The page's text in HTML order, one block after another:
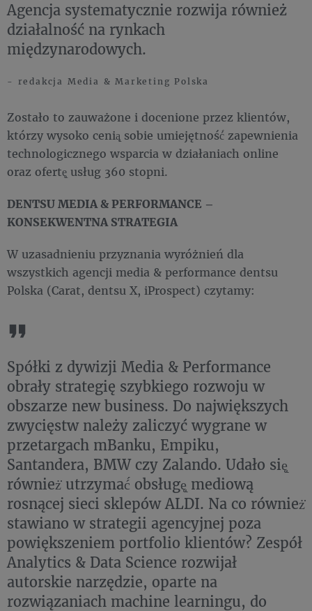
Agencja systematycznie rozwija również
działalność na rynkach
międzynarodowych.
- redakcja Media & Marketing Polska
Zostało to zauważone i docenione przez klientów,
którzy wysoko cenią̨ sobie umiejętność́ zapewnienia
technologicznego wsparcia w działaniach online
oraz ofertę̨ usług 360 stopni.
DENTSU MEDIA & PERFORMANCE –
KONSEKWENTNA STRATEGIA
W uzasadnieniu przyznania wyróżnień dla
wszystkich agencji media & performance dentsu
Polska (Carat, dentsu X, iProspect) czytamy:
Spółki z dywizji Media & Performance
obrały strategię szybkiego rozwoju w
obszarze new business. Do największych
zwycięstw należy zaliczyć wygrane w
przetargach mBanku, Empiku,
Santandera, BMW czy Zalando. Udało się̨
również̇ utrzymać́ obsługę̨ mediową
rosnącej sieci sklepów ALDI. Na co również̇
stawiano w strategii agencyjnej poza
powiększeniem portfolio klientów? Zespół
Analytics & Data Science rozwijał
autorskie narzędzie, oparte na
rozwiązaniach machine learningu, do